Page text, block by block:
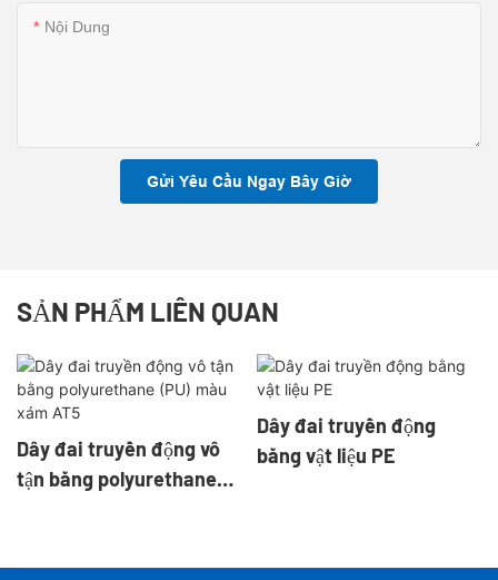
Nội Dung
Gửi Yêu Cầu Ngay Bây Giờ
SẢN PHẨM LIÊN QUAN
Dây đai truyền động vô
tận bằng polyurethane
Dây đai truyền động
bằng vật liệu PE